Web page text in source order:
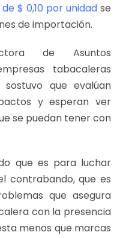
$ 0,10 por unidad se
de importación.
de Asuntos
tabacaleras
que evalúan
y esperan ver
se puedan tener con
que es para luchar
contrabando, que es
que asegura
con la presencia
menos que marcas